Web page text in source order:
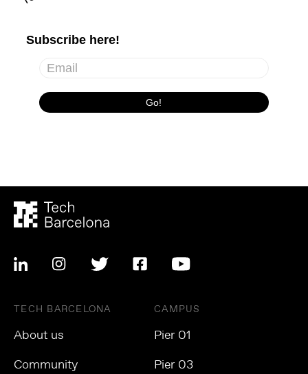
TECH BARCELONA
About us
Community
CAMPUS
Pier 01
Pier 03